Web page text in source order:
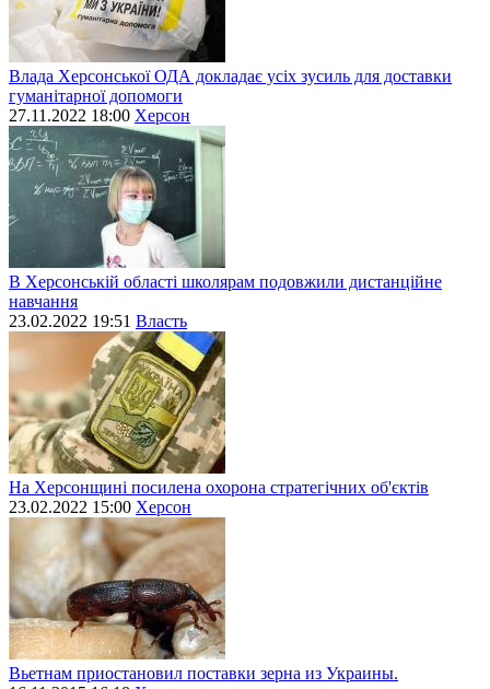
Влада Херсонської ОДА докладає усіх зусиль для доставки
гуманітарної допомоги
27.11.2022 18:00 Херсон
В Херсонській області школярам подовжили дистанційне
навчання
23.02.2022 19:51 Власть
На Херсонщині посилена охорона стратегічних об'єктів
23.02.2022 15:00 Херсон
Вьетнам приостановил поставки зерна из Украины.